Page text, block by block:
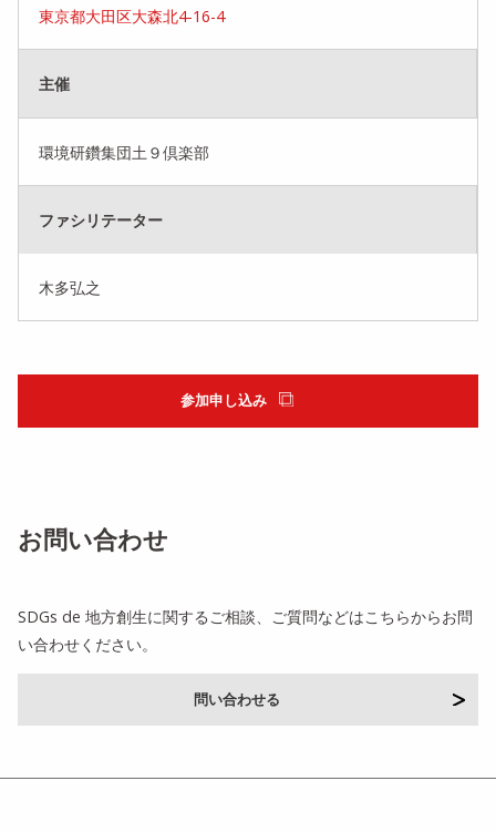
東京都大田区大森北4-16-4
主催
環境研鑽集団土９倶楽部
ファシリテーター
木多弘之
参加申し込み
お問い合わせ
SDGs de 地方創生に関するご相談、ご質問などはこちらからお問
い合わせください。
問い合わせる